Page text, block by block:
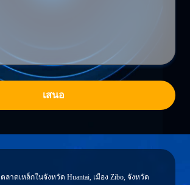
เสนอ
ตลาดเหล็กในจังหวัด Huantai, เมือง Zibo, จังหวัด